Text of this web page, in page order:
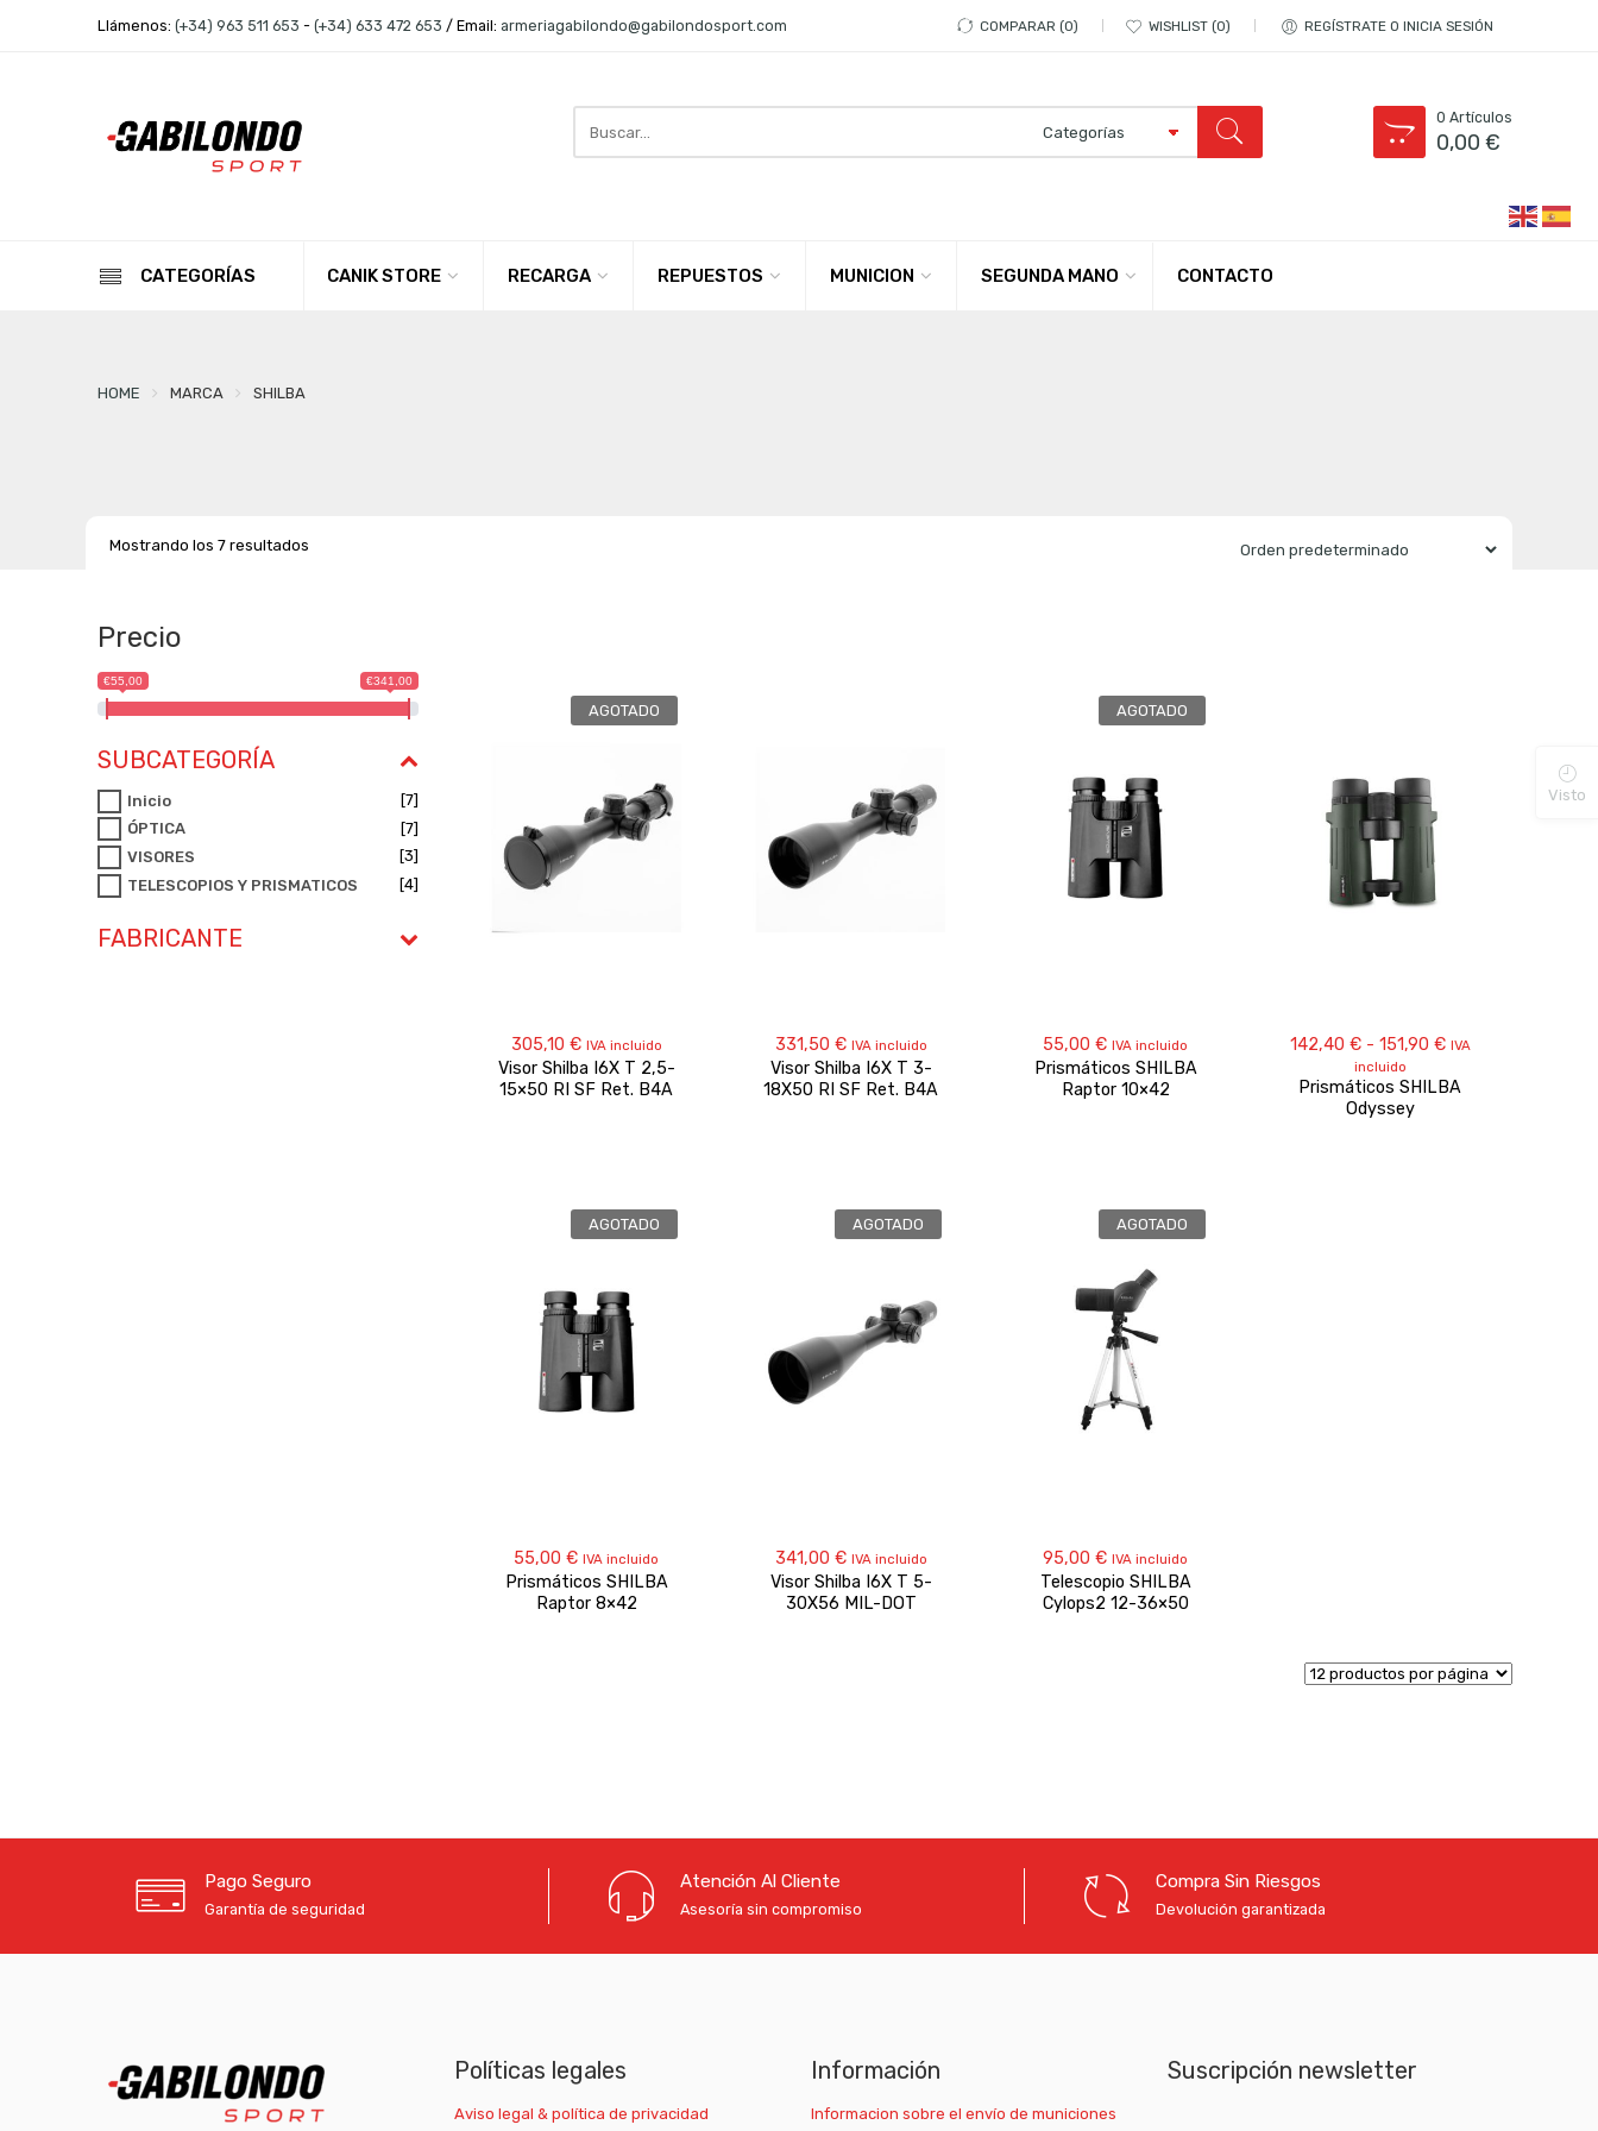
Llámenos: (+34) 963 511 653 - (+34) 633 472 653 / Email: armeriagabilondo@gabilondosport.com COMPARAR 0 WISHLIST 0 REGÍSTRATE O INICIA SESIÓN
here
0 Artículos
0,00€
CATEGORÍAS CANIK STORE RECARGA REPUESTOS MUNICION SEGUNDA MANO CONTACTO
HOME MARCA SHILBA
Mostrando los 7 resultados
AGOTADO
305,10 € IVA incluido
Visor Shilba I6X T 2,5-
15×50 RI SF Ret. B4A
331,50 € IVA incluido
Visor Shilba I6X T 3-
18X50 RI SF Ret. B4A
AGOTADO
55,00€ IVA incluido
Prismáticos SHILBA
Raptor 10×42
142,40 € - 151,90 €Rango
precios:
IVA
incluido
Prismáticos SHILBA
Odyssey
AGOTADO
55,00€ IVA incluido
Prismáticos SHILBA
Raptor 8×42
AGOTADO
341,00 € IVA incluido
Visor Shilba I6X T 5-
30X56 MIL-DOT
AGOTADO
95,00€ IVA incluido
Telescopio SHILBA
Cylops2 12-36×50
Precio
€55,00 €341,00
SUBCATEGORÍA
Inicio
[7]
ÓPTICA
[7]
VISORES
[3]
TELESCOPIOS Y PRISMATICOS
[4]
FABRICANTE
Pago Seguro
Garantía de seguridad
Atención Al Cliente
Asesoría sin compromiso
Compra Sin Riesgos
Devolución garantizada
Políticas legales
Aviso legal & política de privacidad
Información
Informacion sobre el envío de municiones
Suscripción newsletter
Visto